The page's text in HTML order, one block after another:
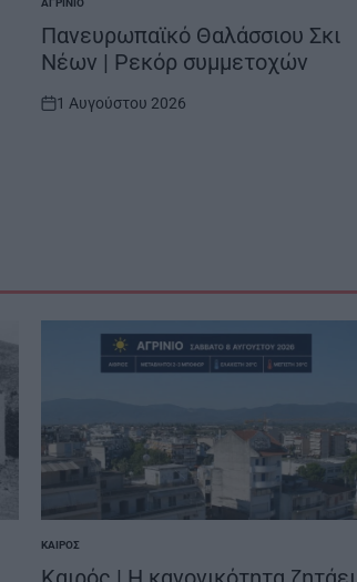
POSTED
IN
ΑΓΡΊΝΙΟ
Πανευρωπαϊκό Θαλάσσιου Σκι
Νέων | Ρεκόρ συμμετοχών
on
1 Αυγούστου 2026
POSTED
IN
ΚΑΙΡΌΣ